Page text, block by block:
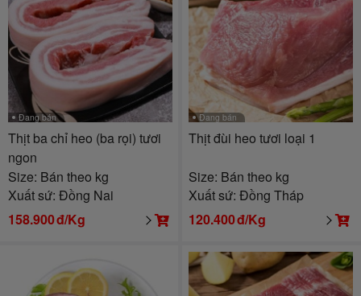
Đang bán
Thịt ba chỉ heo (ba rọi) tươi
ngon
Size: Bán theo kg
Xuất sứ: Đồng Nai
158.900đ/Kg
Đang bán
Thịt đùi heo tươi loại 1
Size: Bán theo kg
Xuất sứ: Đồng Tháp
120.400đ/Kg